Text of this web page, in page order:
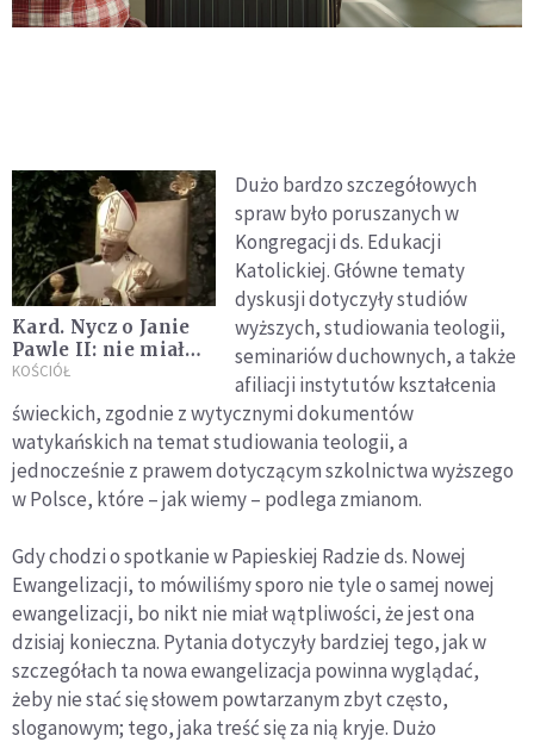
Kard. Nycz o Janie
Pawle II: nie miał
lęków, ani obaw, i
Bóg chciał
powiedzieć światu
KOŚCIÓŁ
Dużo bardzo szczegółowych
spraw było poruszanych w
Kongregacji ds. Edukacji
Katolickiej. Główne tematy
dyskusji dotyczyły studiów
wyższych, studiowania teologii,
seminariów duchownych, a także
afiliacji instytutów kształcenia
świeckich, zgodnie z wytycznymi dokumentów
watykańskich na temat studiowania teologii, a
jednocześnie z prawem dotyczącym szkolnictwa wyższego
w Polsce, które – jak wiemy – podlega zmianom.
Gdy chodzi o spotkanie w Papieskiej Radzie ds. Nowej
Ewangelizacji, to mówiliśmy sporo nie tyle o samej nowej
ewangelizacji, bo nikt nie miał wątpliwości, że jest ona
dzisiaj konieczna. Pytania dotyczyły bardziej tego, jak w
szczegółach ta nowa ewangelizacja powinna wyglądać,
żeby nie stać się słowem powtarzanym zbyt często,
sloganowym; tego, jaka treść się za nią kryje. Dużo